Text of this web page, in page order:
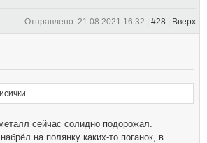
Отправлено: 21.08.2021 16:32 | #28 Вверх
сейчас солидно подорожал.
на полянку каких-то поганок, в